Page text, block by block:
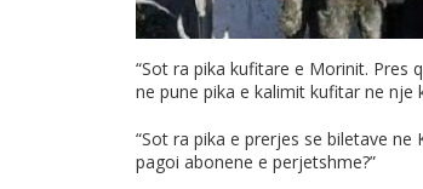
“Sot ra pika kufitare e Morinit. Pres
ne pune pika e kalimit kufitar ne nje
“Sot ra pika e prerjes se biletave
pagoi abonene e perjetshme?”